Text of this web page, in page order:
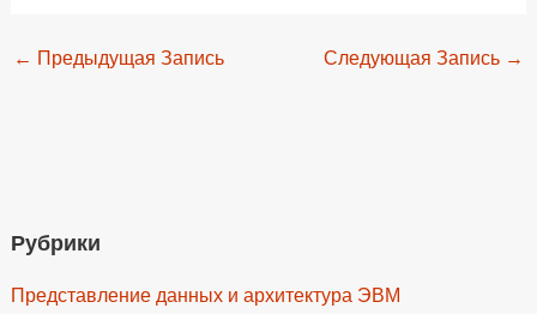
Рубрики
Представление данных и архитектура ЭВМ
← Предыдущая Запись Следующая Запись →